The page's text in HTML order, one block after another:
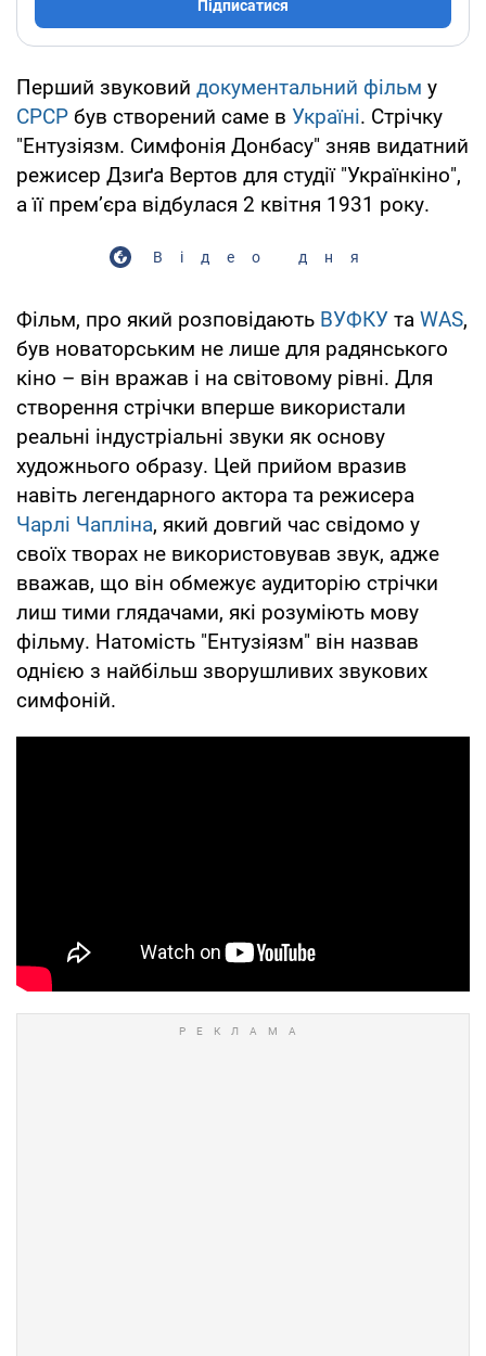
Підписатися
Перший звуковий документальний фільм у
СРСР був створений саме в Україні. Стрічку
"Ентузіязм. Симфонія Донбасу" зняв видатний
режисер Дзиґа Вертов для студії "Українкіно",
а її прем’єра відбулася 2 квітня 1931 року.
Відео дня
Фільм, про який розповідають ВУФКУ та WAS,
був новаторським не лише для радянського
кіно – він вражав і на світовому рівні. Для
створення стрічки вперше використали
реальні індустріальні звуки як основу
художнього образу. Цей прийом вразив
навіть легендарного актора та режисера
Чарлі Чапліна, який довгий час свідомо у
своїх творах не використовував звук, адже
вважав, що він обмежує аудиторію стрічки
лиш тими глядачами, які розуміють мову
фільму. Натомість "Ентузіязм" він назвав
однією з найбільш зворушливих звукових
симфоній.